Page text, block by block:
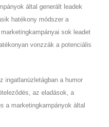
által generált leadek
hatékony módszer a
sok leadet
vonzzák a potenciális
ingatlanüzletágban a humor
az eladások, a
a marketingkampányok által